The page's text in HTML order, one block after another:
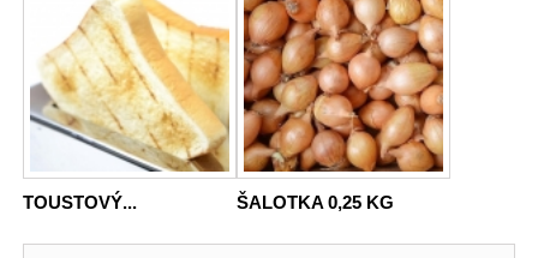
TOUSTOVÝ... ŠALOTKA 0,25 KG